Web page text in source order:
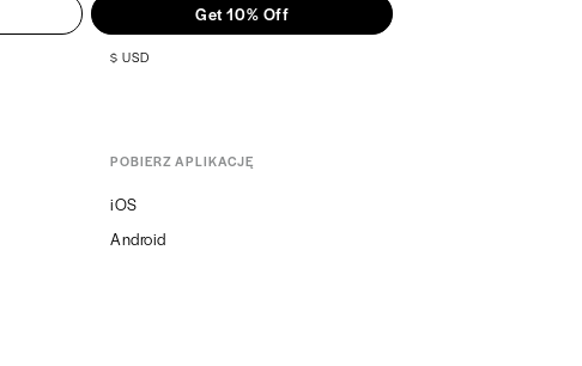
Get 10% Off
$ USD
POBIERZ APLIKACJĘ
iOS
Android